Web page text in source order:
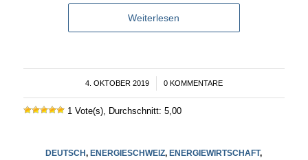
Weiterlesen
4. OKTOBER 2019
/ 0 KOMMENTARE
1 Vote(s), Durchschnitt: 5,00
DEUTSCH,ENERGIESCHWEIZ,ENERGIEWIRTSCHAFT,